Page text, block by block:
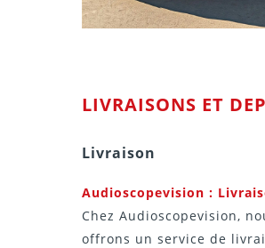
LIVRAISONS ET
Livraison
Audioscopevision :
Chez Audioscopevision,
offrons un service de